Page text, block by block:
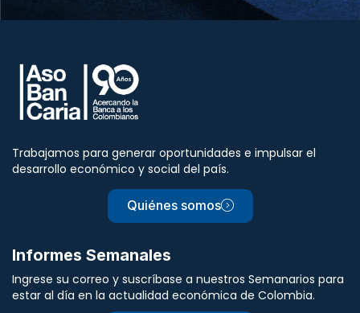
Trabajamos para generar oportunidades e impulsar el
desarrollo económico y social del país.
Quiénes somos
Informes Semanales
Ingrese su correo y suscríbase a nuestros Semanarios para
estar al día en la actualidad económica de Colombia.